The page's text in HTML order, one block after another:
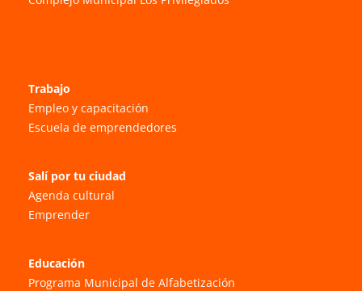
Trabajo
Empleo y capacitación
Escuela de emprendedores
Salí por tu ciudad
Agenda cultural
Emprender
Educación
Programa Municipal de Alfabetización